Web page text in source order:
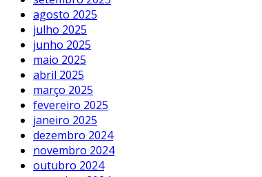
agosto 2025
julho 2025
junho 2025
maio 2025
abril 2025
março 2025
fevereiro 2025
janeiro 2025
dezembro 2024
novembro 2024
outubro 2024